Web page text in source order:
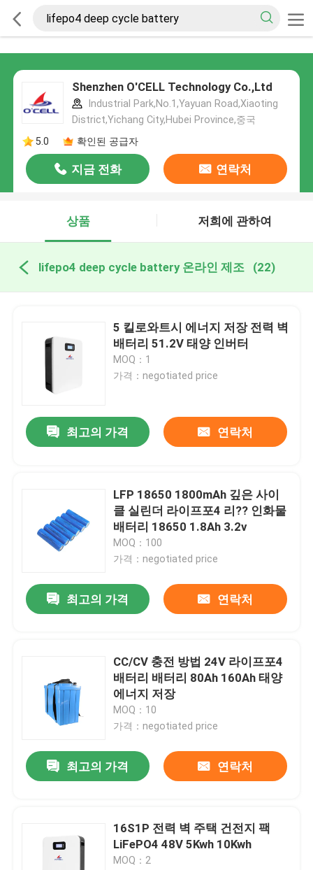
Shenzhen O'CELL Technology Co.,Ltd
Industrial Park,No.1,Yayuan Road,Xiaoting
District,Yichang City,Hubei Province,중국
5.0
확인된 공급자
지금 전화 연락처
상품 저희에 관하여
lifepo4 deep cycle battery 온라인 제조 (22)
5 킬로와트시 에너지 저장 전력 벽
배터리 51.2V 태양 인버터
MOQ：1
가격：negotiated price
최고의 가격 연락처
LFP 18650 1800mAh 깊은 사이
클 실린더 라이프포4 리?? 인화물
배터리 18650 1.8Ah 3.2v
MOQ：100
가격：negotiated price
최고의 가격 연락처
CC/CV 충전 방법 24V 라이프포4
배터리 배터리 80Ah 160Ah 태양
에너지 저장
MOQ：10
가격：negotiated price
최고의 가격 연락처
16S1P 전력 벽 주택 건전지 팩
LiFePO4 48V 5Kwh 10Kwh
MOQ：2